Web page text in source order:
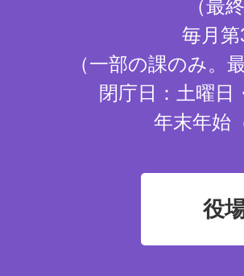
（最
毎月
（一部の課のみ。
閉庁日：土曜日
年末年始
役